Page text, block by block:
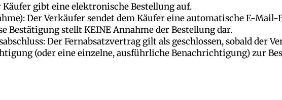
Käufer gibt eine elektronische Bestellung auf.
Der Verkäufer sendet dem Käufer eine automatische E-Mail-
Bestätigung stellt KEINE Annahme der Bestellung dar.
Der Fernabsatzvertrag gilt als geschlossen, sobald der
(oder eine einzelne, ausführliche Benachrichtigung) zur